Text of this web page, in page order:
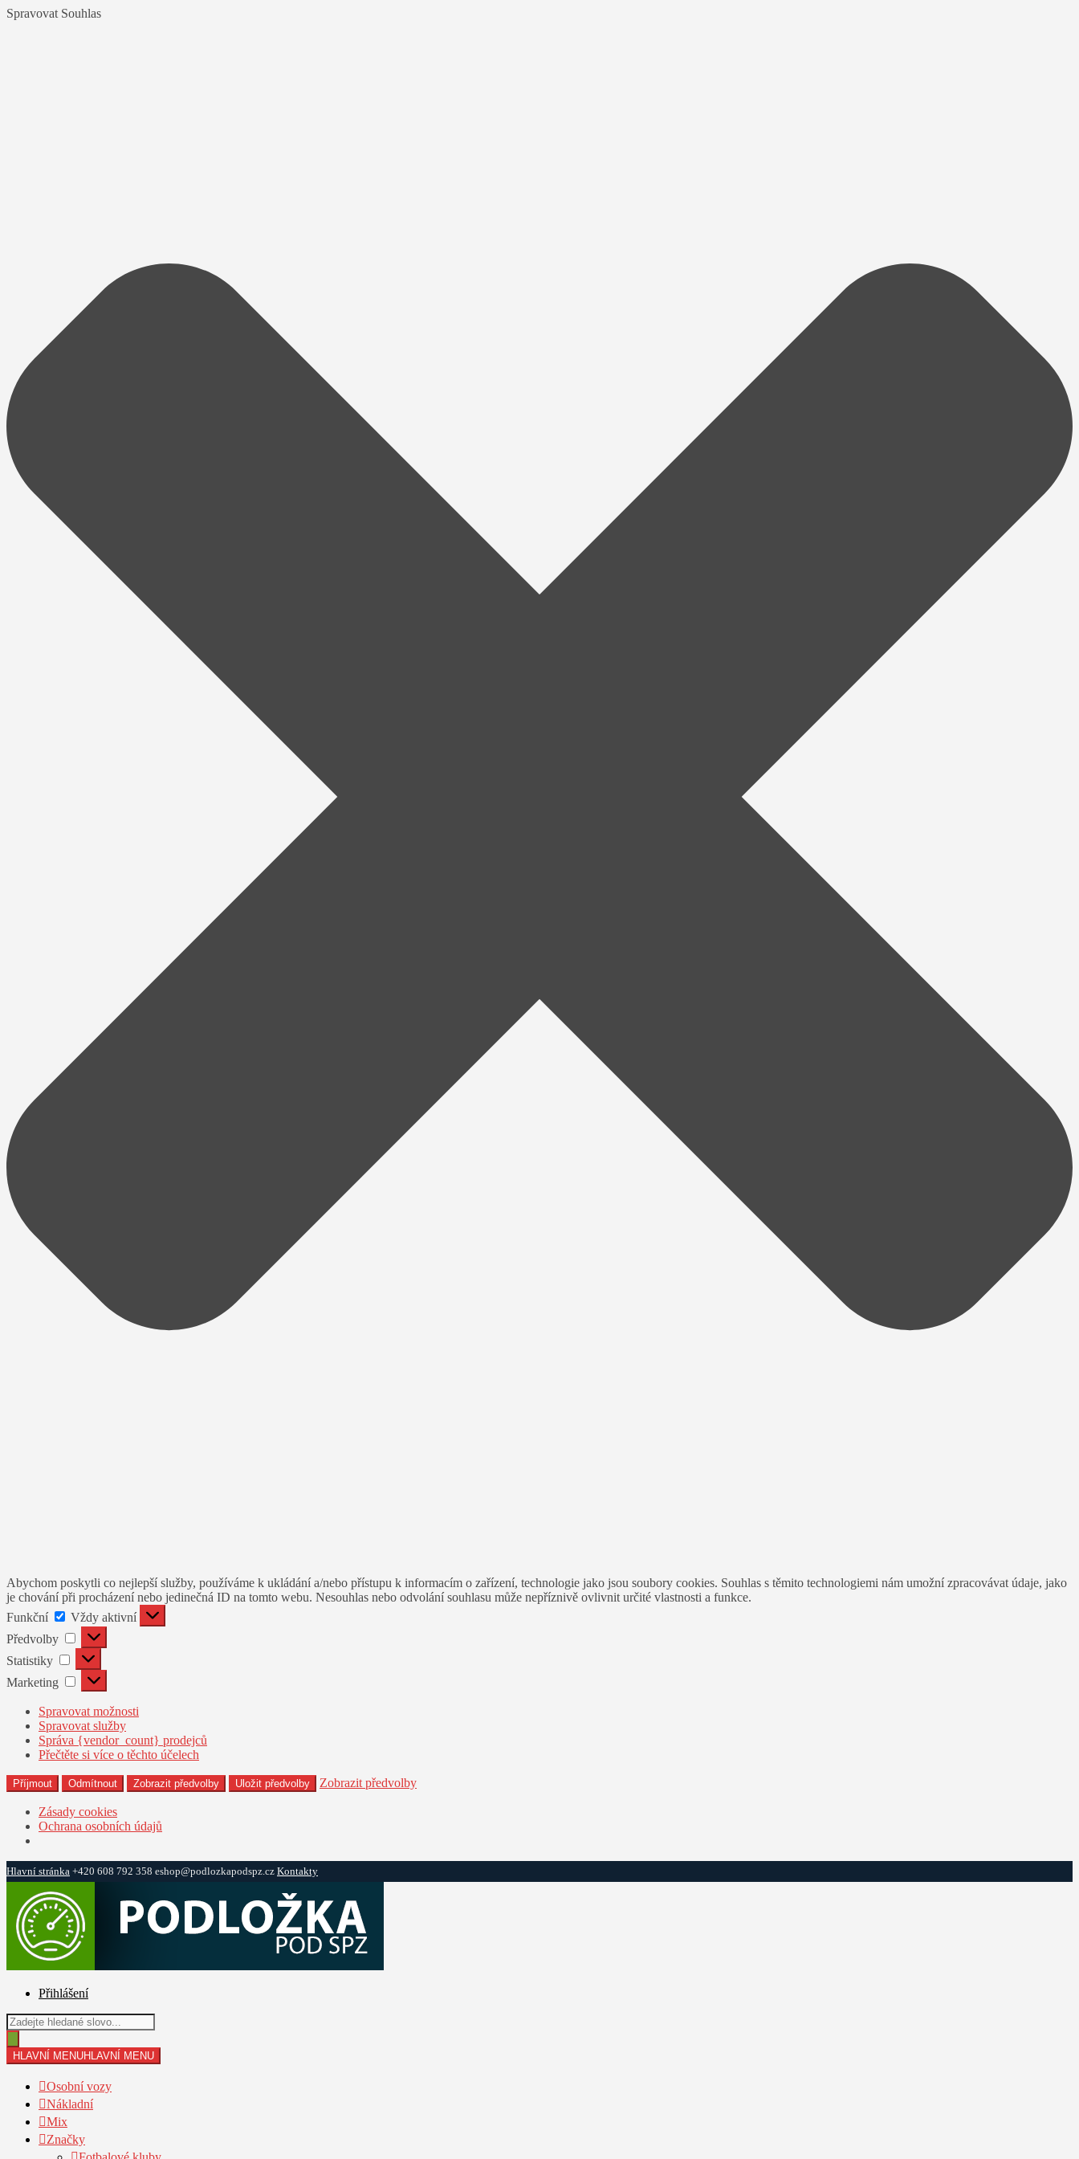
Spravovat Souhlas
Abychom poskytli co nejlepší služby, používáme k ukládání a/nebo přístupu k informacím o zařízení, technologie jako jsou soubory cookies. Souhlas s těmito technologiemi nám umožní zpracovávat údaje, jako
je chování při procházení nebo jedinečná ID na tomto webu. Nesouhlas nebo odvolání souhlasu může nepříznivě ovlivnit určité vlastnosti a funkce.
Funkční
Funkční
Vždy aktivní
Předvolby
Předvolby
Statistiky Statistiky
Marketing Marketing
Spravovat možnosti
Spravovat služby
Správa {vendor_count} prodejců
Přečtěte si více o těchto účelech
Příjmout Odmítnout Zobrazit předvolby Uložit předvolby Zobrazit předvolby
Zásady cookies
Ochrana osobních údajů
Hlavní stránka +420 608 792 358 eshop@podlozkapodspz.cz Kontakty
navigaci
obsahu
webu
Přihlášení
Products
search
HLAVNÍ MENUHLAVNÍ MENU
Osobní vozy
Nákladní
Mix
Značky